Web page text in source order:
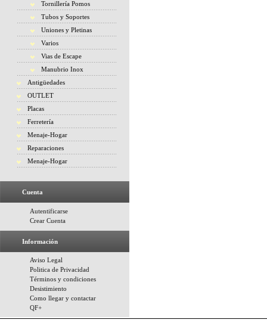
Tornillería Pomos
Tubos y Soportes
Uniones y Pletinas
Varios
Vias de Escape
Manubrio Inox
Antigüedades
OUTLET
Placas
Ferretería
Menaje-Hogar
Reparaciones
Menaje-Hogar
Cuenta
Autentificarse
Crear Cuenta
Información
Aviso Legal
Politica de Privacidad
Términos y condiciones
Desistimiento
Como llegar y contactar
QF+